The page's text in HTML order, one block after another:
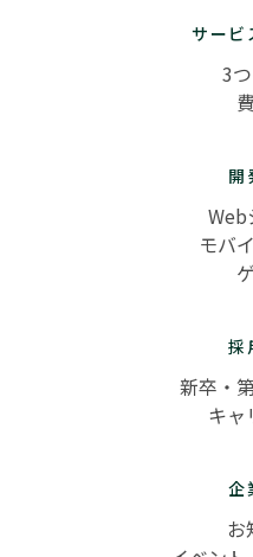
サービ
3
開
Web
モバ
採
新卒・
キャ
企
お